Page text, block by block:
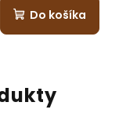
Do košíka